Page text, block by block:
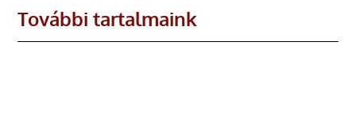
További tartalmaink